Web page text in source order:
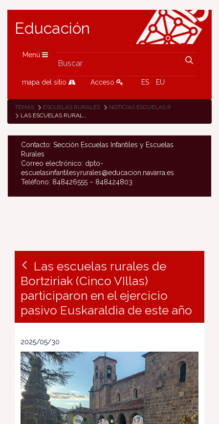
Educación
Menú
mapa del sitio Acceso ES EU
TEMAS ESCUELAS RURALES
NOTICIAS ESCUELAS RURALES
LAS ESCUELAS RURALES DE BORTZIRIAK (CINCO VILLAS) PARTICIPARON EN EL EJERCICIO PASIVO EUSKARALDIA DE ESTE AÑO
Contacto: Sección Escuelas Infantiles y Escuelas
Rurales
Correo electrónico: dpto-
escuelasinfantilesyrurales@educacion.navarra.es
Teléfono: 848426555 – 848424803
Las escuelas rurales de
Bortziriak (Cinco VIllas)
participaron en el ejercicio
pasivo Euskaraldia de este año
2025/05/30